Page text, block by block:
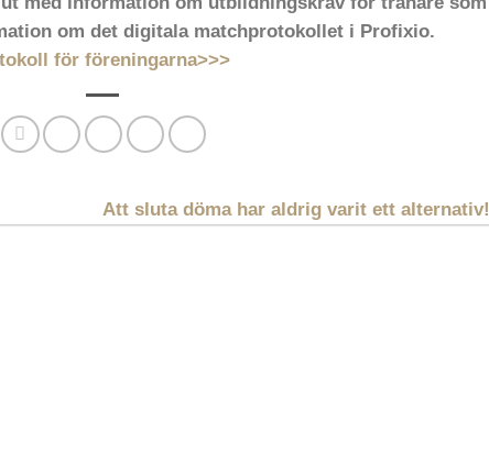
om det digitala matchprotokollet i Profixio.
för föreningarna>>>
Att sluta döma har aldrig varit ett alternativ!